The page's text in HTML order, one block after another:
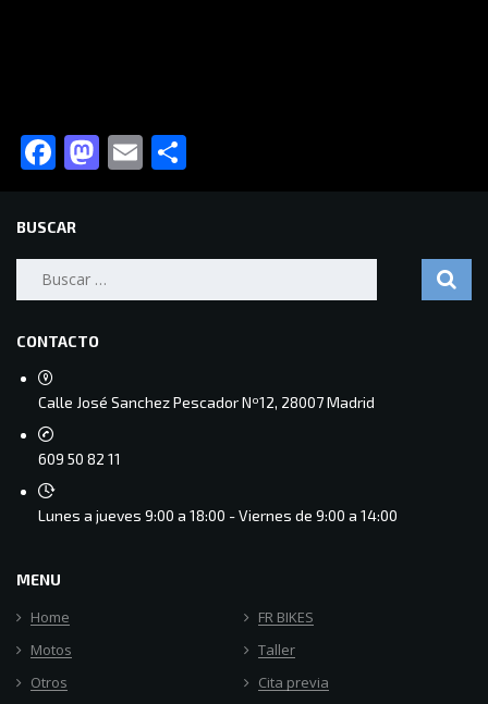
Facebook
Mastodon
Email
BUSCAR
Buscar:
CONTACTO
Calle José Sanchez Pescador Nº12, 28007 Madrid
609 50 82 11
Lunes a jueves 9:00 a 18:00 - Viernes de 9:00 a 14:00
MENU
Home
FR BIKES
Motos
Taller
Otros
Cita previa